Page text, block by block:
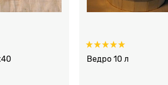
Ведро 10 л